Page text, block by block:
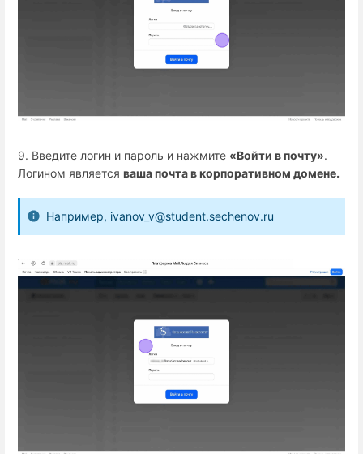
9. Введите логин и пароль и нажмите «Войти в почту».
Логином является ваша почта в корпоративном домене.
Например, ivanov_v@student.sechenov.ru